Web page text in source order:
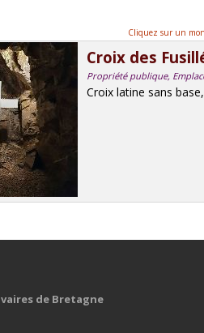
Cliquez sur un
Croix des
Propriété publique,
Croix latine sans
de Bretagne